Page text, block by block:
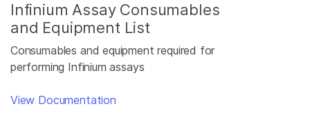
Infinium Assay Consumables
and Equipment List
Consumables and equipment required for
performing Infinium assays
View Documentation